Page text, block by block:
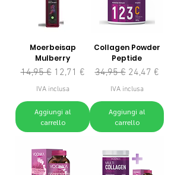
Moerbeisap
Mulberry
Prezzo regolare
14,95 € Prezzo scontato
12,71 €
IVA inclusa
Aggiungi al
carrello
Collagen Powder
Peptide
Prezzo regolare
34,95 € Prezzo scontato
24,47 €
IVA inclusa
Aggiungi al
carrello